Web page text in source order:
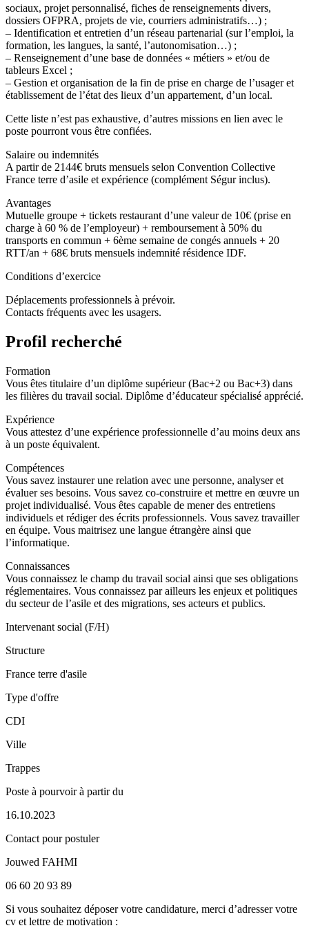
sociaux, projet personnalisé, fiches de renseignements divers,
dossiers OFPRA, projets de vie, courriers administratifs…) ;
– Identification et entretien d’un réseau partenarial (sur l’emploi, la
formation, les langues, la santé, l’autonomisation…) ;
– Renseignement d’une base de données « métiers » et/ou de
tableurs Excel ;
– Gestion et organisation de la fin de prise en charge de l’usager et
établissement de l’état des lieux d’un appartement, d’un local.
Cette liste n’est pas exhaustive, d’autres missions en lien avec le
poste pourront vous être confiées.
Salaire ou indemnités
A partir de 2144€ bruts mensuels selon Convention Collective
France terre d’asile et expérience (complément Ségur inclus).
Avantages
Mutuelle groupe + tickets restaurant d’une valeur de 10€ (prise en
charge à 60 % de l’employeur) + remboursement à 50% du
transports en commun + 6ème semaine de congés annuels + 20
RTT/an + 68€ bruts mensuels indemnité résidence IDF.
Conditions d’exercice
Déplacements professionnels à prévoir.
Contacts fréquents avec les usagers.
Profil recherché
Formation
Vous êtes titulaire d’un diplôme supérieur (Bac+2 ou Bac+3) dans
les filières du travail social. Diplôme d’éducateur spécialisé apprécié.
Expérience
Vous attestez d’une expérience professionnelle d’au moins deux ans
à un poste équivalent.
Compétences
Vous savez instaurer une relation avec une personne, analyser et
évaluer ses besoins. Vous savez co-construire et mettre en œuvre un
projet individualisé. Vous êtes capable de mener des entretiens
individuels et rédiger des écrits professionnels. Vous savez travailler
en équipe. Vous maitrisez une langue étrangère ainsi que
l’informatique.
Connaissances
Vous connaissez le champ du travail social ainsi que ses obligations
réglementaires. Vous connaissez par ailleurs les enjeux et politiques
du secteur de l’asile et des migrations, ses acteurs et publics.
Intervenant social (F/H)
Structure
France terre d'asile
Type d'offre
CDI
Ville
Trappes
Poste à pourvoir à partir du
16.10.2023
Contact pour postuler
Jouwed FAHMI
06 60 20 93 89
Si vous souhaitez déposer votre candidature, merci d’adresser votre
cv et lettre de motivation :